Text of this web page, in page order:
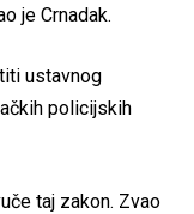
je Crnadak.
ustavnog
policijskih
taj zakon. Zvao